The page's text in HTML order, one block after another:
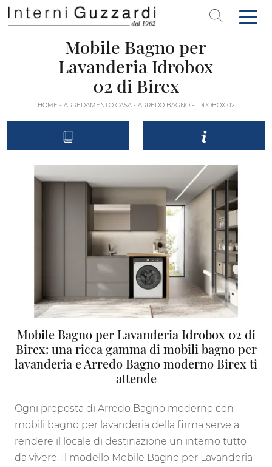
Mobile Bagno per
Lavanderia Idrobox
02 di Birex
HOME - ARREDAMENTO CASA- ARREDO BAGNO - IDROBOX 02
Mobile Bagno per Lavanderia Idrobox 02 di
Birex: una ricca gamma di mobili bagno per
lavanderia e Arredo Bagno moderno Birex ti
attende
Ogni proposta di Arredo Bagno moderno con
mobili bagno per lavanderia della firma serve a
rendere il locale di destinazione un interno tutto
da vivere. Il modello Mobile Bagno per Lavanderia